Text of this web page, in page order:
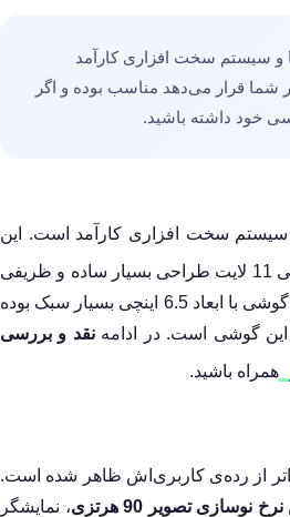
و سیستم سخت افزاری کارآمد
شما قرار می‌دهد مناسب بوده و اگر
خود داشته باشید.
سیستم سخت افزاری کارآمد است. این
موبایل در واقع نسخه‌ای دیگر از پرچمدار این شرکت یعنی Xiaomi Mi 11 است. می 11 لایت طراحی بسیار ساده و ظریفی
دارد. علاوه بر ضخامت بسیار کم، وزن گوشی هم تنها 157 گرم است که برای یک گوشی با ابعاد 6.5 اینچی بسیار سبک بوده
این گوشی است. در ادامهنقد و بررسی
همراه باشید.
نرخ نوسازی تصویر 90 هرتزی
، نمایشگر